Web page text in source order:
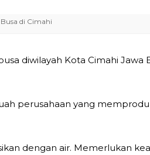
di Cimahi
diwilayah Kota Cimahi
perusahaan yang
dengan air. Memerlukan